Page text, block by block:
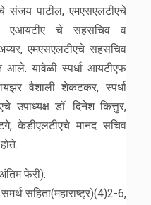
संजय पाटील, एमएसएलटीएचे
एआयटीए चे सहसचिव व
एमएसएलटीएचे सहसचिव
आले. यावेळी स्पर्धा आयटीएफ
वैशाली शेकटकर, स्पर्धा
उपाध्यक्ष डॉ. दिनेश कित्तुर,
केडीएलटीएचे मानद सचिव
फेरी):
सहिता(महाराष्ट्र)(4)2-6,